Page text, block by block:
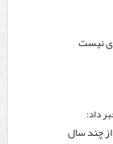
نیست
داد:
چند سال